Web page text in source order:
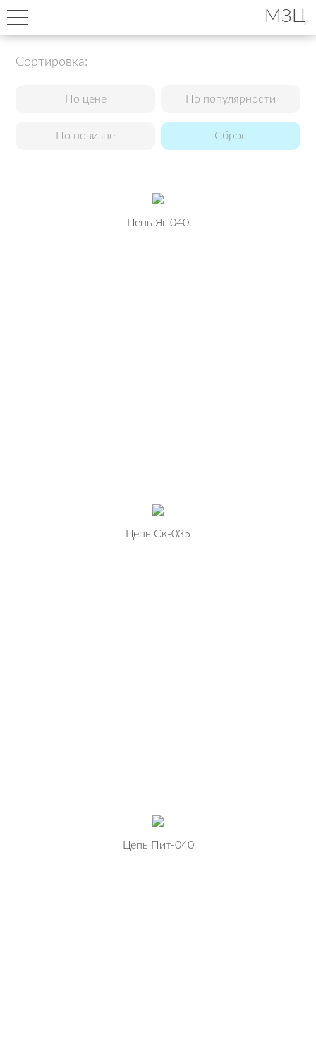
МЗЦ
Сортировка:
По цене По популярности
По новизне Сброс
Цепь Яг-040
Цепь Ск-035
Цепь Пит-040